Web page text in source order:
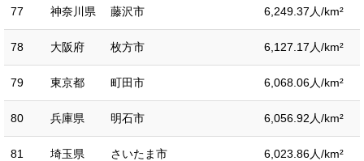
77 神奈川県 藤沢市 6,249.37人/km²
78 大阪府 枚方市 6,127.17人/km²
79 東京都 町田市 6,068.06人/km²
80 兵庫県 明石市 6,056.92人/km²
81 埼玉県 さいたま市 6,023.86人/km²